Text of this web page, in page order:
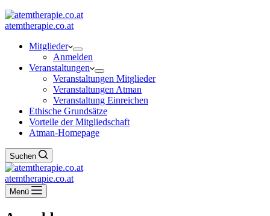
atemtherapie.co.at
Mitglieder
Anmelden
Veranstaltungen
Veranstaltungen Mitglieder
Veranstaltungen Atman
Veranstaltung Einreichen
Ethische Grundsätze
Vorteile der Mitgliedschaft
Atman-Homepage
Suchen
atemtherapie.co.at
Menü